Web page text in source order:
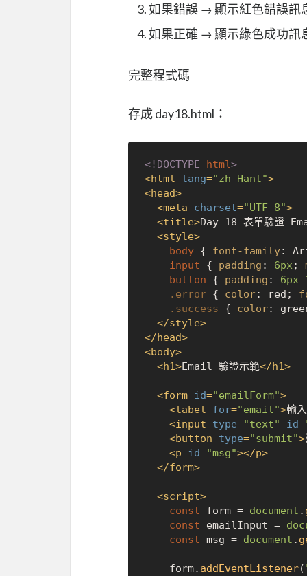
如果錯誤 → 顯示紅色錯誤訊
如果正確 → 顯示綠色成功訊
完整程式碼
存成 day18.html：
<!DOCTYPE html>
<html lang="zh-Hant">
<head>
<meta charset="UTF-8">
<title>Day 18 表單驗證
<style>
body { font-family:
input { padding : 6px ;
button { padding : 6px
.error { color: red;
.success { color:
</style>
</head>
<body>
<h1>Email 驗證示範</h1>
<form id="emailForm">
<label for="email">輸
<input type="text" id=
<button type="submit">
<p id="msg"></p>
</form>
<script>
const form = document .
const emailInput =
const msg = document .
    form.
addEventListener(